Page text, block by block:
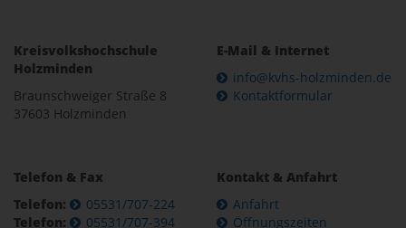
Kreisvolkshochschule
Holzminden
Braunschweiger Straße 8
37603 Holzminden
E-Mail & Internet
info@kvhs-holzminden.de
Kontaktformular
Telefon & Fax
Telefon:
05531/707-224
Telefon:
05531/707-394
Kontakt & Anfahrt
Anfahrt
Öffnungszeiten